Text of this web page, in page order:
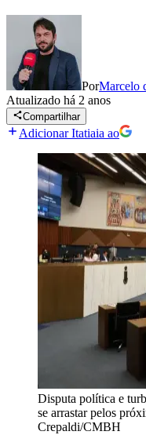
PorMarcelo
Atualizado há 2 anos
Compartilhar
Adicionar Itatiaia ao
Disputa política e
se arrastar pelos
Crepaldi/CMBH